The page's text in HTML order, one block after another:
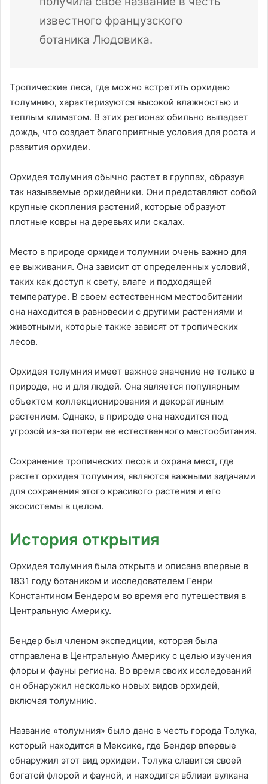
известного французского
ботаника Людовика.
Тропические леса, где можно встретить орхидею
толумнию, характеризуются высокой влажностью и
теплым климатом. В этих регионах обильно выпадает
дождь, что создает благоприятные условия для роста и
развития орхидеи.
Орхидея толумния обычно растет в группах, образуя
так называемые орхидейники. Они представляют собой
крупные скопления растений, которые образуют
плотные ковры на деревьях или скалах.
Место в природе орхидеи толумнии очень важно для
ее выживания. Она зависит от определенных условий,
таких как доступ к свету, влаге и подходящей
температуре. В своем естественном местообитании
она находится в равновесии с другими растениями и
животными, которые также зависят от тропических
лесов.
Орхидея толумния имеет важное значение не только в
природе, но и для людей. Она является популярным
объектом коллекционирования и декоративным
растением. Однако, в природе она находится под
угрозой из-за потери ее естественного местообитания.
Сохранение тропических лесов и охрана мест, где
растет орхидея толумния, являются важными задачами
для сохранения этого красивого растения и его
экосистемы в целом.
История открытия
Орхидея толумния была открыта и описана впервые в
1831 году ботаником и исследователем Генри
Константином Бендером во время его путешествия в
Центральную Америку.
Бендер был членом экспедиции, которая была
отправлена в Центральную Америку с целью изучения
флоры и фауны региона. Во время своих исследований
он обнаружил несколько новых видов орхидей,
включая толумнию.
Название «толумния» было дано в честь города Толука,
который находится в Мексике, где Бендер впервые
обнаружил этот вид орхидеи. Толука славится своей
богатой флорой и фауной, и находится вблизи вулкана